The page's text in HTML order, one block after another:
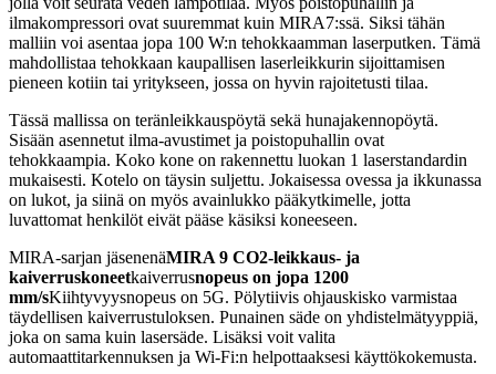
ilmakompressori ovat suuremmat kuin MIRA7:ssä. Siksi tähän
malliin voi asentaa jopa 100 W:n tehokkaamman laserputken. Tämä
mahdollistaa tehokkaan kaupallisen laserleikkurin sijoittamisen
pieneen kotiin tai yritykseen, jossa on hyvin rajoitetusti tilaa.
Tässä mallissa on teränleikkauspöytä sekä hunajakennopöytä.
Sisään asennetut ilma-avustimet ja poistopuhallin ovat
tehokkaampia. Koko kone on rakennettu luokan 1 laserstandardin
mukaisesti. Kotelo on täysin suljettu. Jokaisessa ovessa ja ikkunassa
on lukot, ja siinä on myös avainlukko pääkytkimelle, jotta
luvattomat henkilöt eivät pääse käsiksi koneeseen.
MIRA-sarjan jäsenenäMIRA 9 CO2-leikkaus- ja
kaiverruskoneetkaiverrusnopeus on jopa 1200
mm/sKiihtyvyysnopeus on 5G. Pölytiivis ohjauskisko varmistaa
täydellisen kaiverrustuloksen. Punainen säde on yhdistelmätyyppiä,
joka on sama kuin lasersäde. Lisäksi voit valita
automaattitarkennuksen ja Wi-Fi:n helpottaaksesi käyttökokemusta.